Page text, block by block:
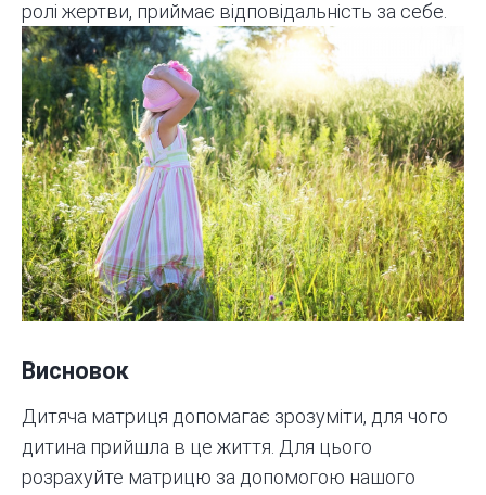
ролі жертви, приймає відповідальність за себе.
Висновок
Дитяча матриця допомагає зрозуміти, для чого
дитина прийшла в це життя. Для цього
розрахуйте матрицю за допомогою нашого